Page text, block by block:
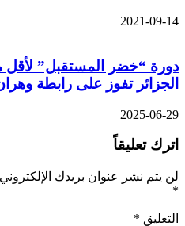
2021-09-14
الجزائر تفوز على رابطة وهران 2-0 وتتوج
2025-06-29
اترك تعليقاً
لن يتم نشر عنوان بريدك
*
التعليق *